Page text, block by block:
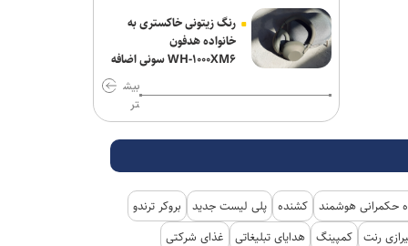
شبکه اول روسیه: اربعین یکی از بزرگ‌ترین
راهپیمایی‌های جهان استرنگ زیتونی خاکستری به
خانواده هدفون
WH-۱۰۰۰XM۶ سونی اضافه
بیش
تر
حکمرانی هوشمند کشنده پلی لیست جدید
بروکر ترندو
رنت کمپینگ هدایای تبلیغاتی غذای شرکتی